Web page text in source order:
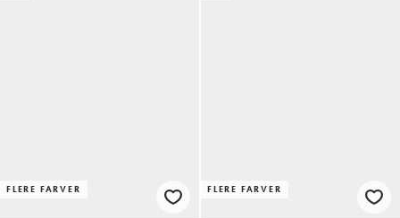
FLERE FARVER FLERE FARVER